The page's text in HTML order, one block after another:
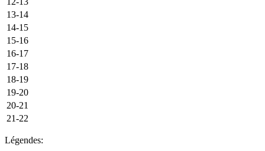
13-14
14-15
15-16
16-17
17-18
18-19
19-20
20-21
21-22
Légendes: